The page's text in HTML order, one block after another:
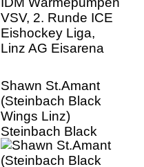
Shawn St.Amant
(Steinbach Black
Wings Linz)
Steinbach Black
Wings Linz vs EC
IDM Wärmepumpen